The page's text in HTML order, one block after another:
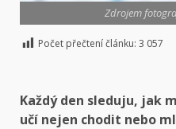
Zdrojem
Počet přečtení článku: 3 057
Každý den sleduju, jak
učí nejen chodit nebo